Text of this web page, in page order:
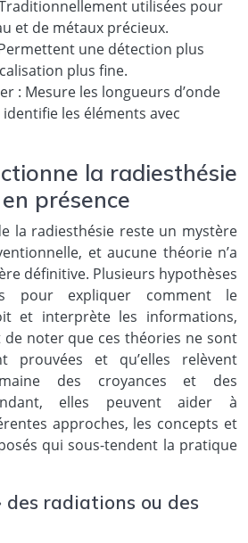
utilisées pour
et de métaux précieux.
une détection plus
plus fine.
: Mesure les longueurs d’onde
les éléments avec
la radiesthésie
présence
la radiesthésie reste un mystère
et aucune théorie n’a
définitive. Plusieurs hypothèses
pour expliquer comment le
et interprète les informations,
noter que ces théories ne sont
prouvées et qu’elles relèvent
des croyances et des
elles peuvent aider à
approches, les concepts et
qui sous-tendent la pratique
des radiations ou des